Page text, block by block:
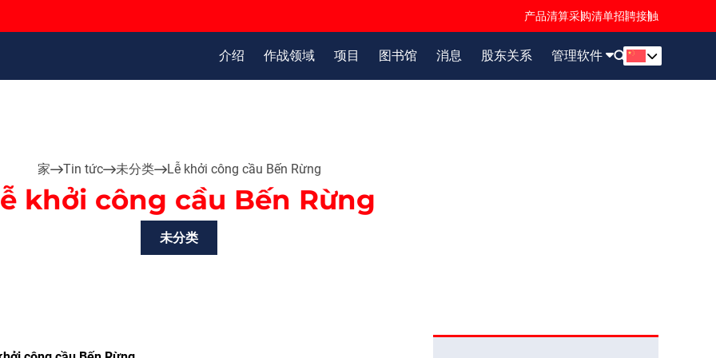
产品清算采购清单招聘接触
介绍 作战领域 项目 图书馆 消息 股东关系 管理软件
家 Tin tức 未分类 Lễ khởi công cầu Bến Rừng
khởi công cầu Bến Rừng
未分类